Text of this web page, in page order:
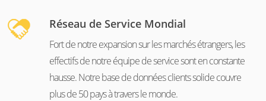
Réseau de Service Mondial
Fort de notre expansion sur les marchés étrangers, les
effectifs de notre équipe de service sont en constante
hausse. Notre base de données clients solide couvre
plus de 50 pays à travers le monde.